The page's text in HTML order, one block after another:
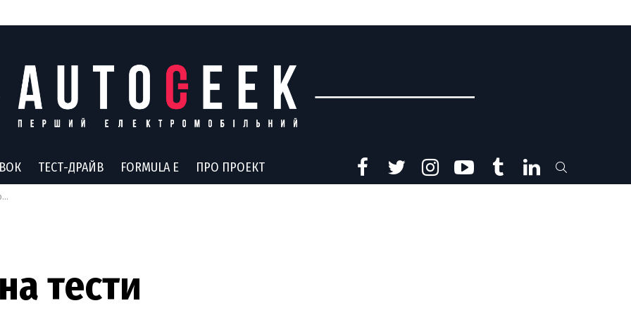
ТЕСТ-ДРАЙВ FORMULA E ПРО ПРОЕКТ
тести